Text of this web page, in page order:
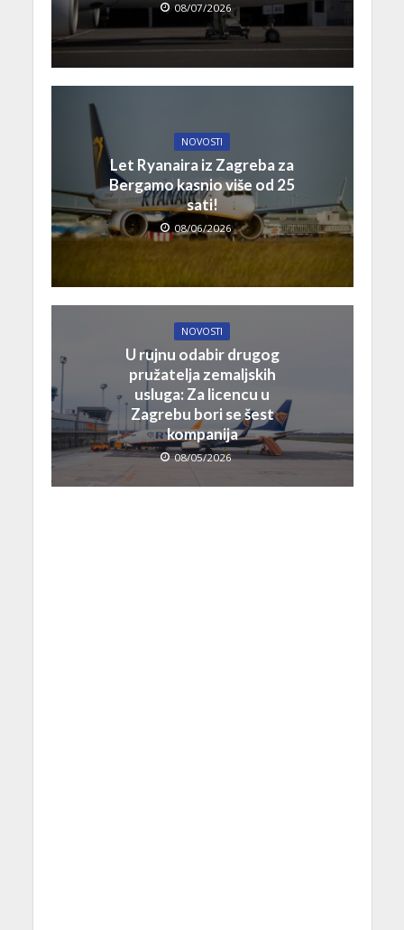
08/07/2026
NOVOSTI
Let Ryanaira iz Zagreba za
Bergamo kasnio više od 25
sati!
08/06/2026
NOVOSTI
U rujnu odabir drugog
pružatelja zemaljskih
usluga: Za licencu u
Zagrebu bori se šest
kompanija
08/05/2026